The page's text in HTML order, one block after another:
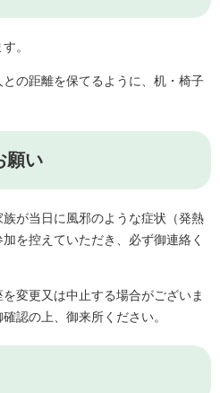
。
の距離を保てるように、机・椅子
願い
が当日に風邪のような症状（発熱
を控えていただき、必ず御連絡く
変更又は中止する場合がございま
認の上、御来所ください。